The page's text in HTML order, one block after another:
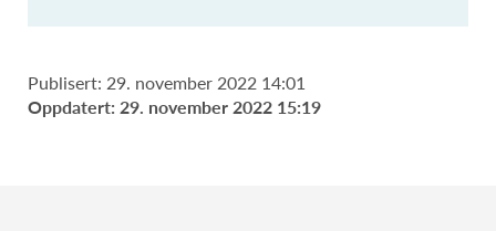
Publisert: 29. november 2022 14:01
Oppdatert: 29. november 2022 15:19